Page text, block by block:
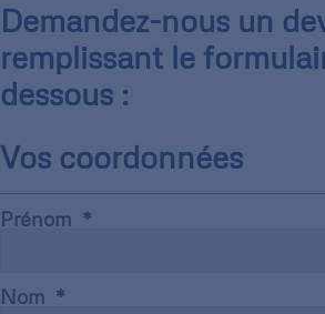
Demandez-nous un
remplissant le
dessous :
Vos coordonnées
Prénom
Nom